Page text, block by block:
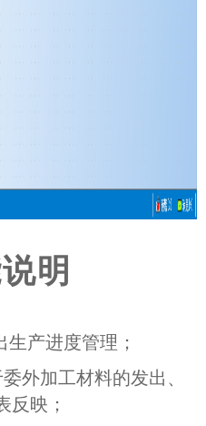
明
产进度管理；
外加工材料的发出、
反映；